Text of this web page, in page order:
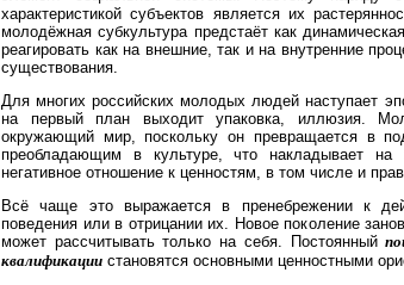
характеристикой субъектов является их
молодёжная субкультура предстаёт как
реагировать как на внешние, так и на внутренние
существования.
Для многих российских молодых людей наступает
на первый план выходит упаковка, иллюзия.
окружающий мир, поскольку он превращается в
преобладающим в культуре, что накладывает на
негативное отношение к ценностям, в том числе и
Всё чаще это выражается в пренебрежении к
поведения или в отрицании их. Новое поколение
может рассчитывать только на себя. Постоянный
квалификации становятся основными ценностными